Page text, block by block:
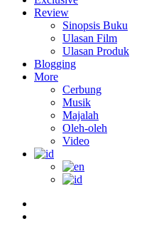
Review
Sinopsis Buku
Ulasan Film
Ulasan Produk
Blogging
More
Cerbung
Musik
Majalah
Oleh-oleh
Video